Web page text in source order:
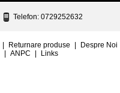
Telefon: 0729252632
Returnare produse
Despre Noi
ANPC Links